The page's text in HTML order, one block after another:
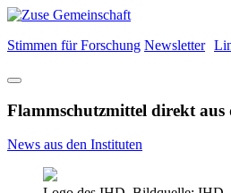
Stimmen für Forschung Newsletter
Flammschutzmittel direkt aus
News aus den Instituten